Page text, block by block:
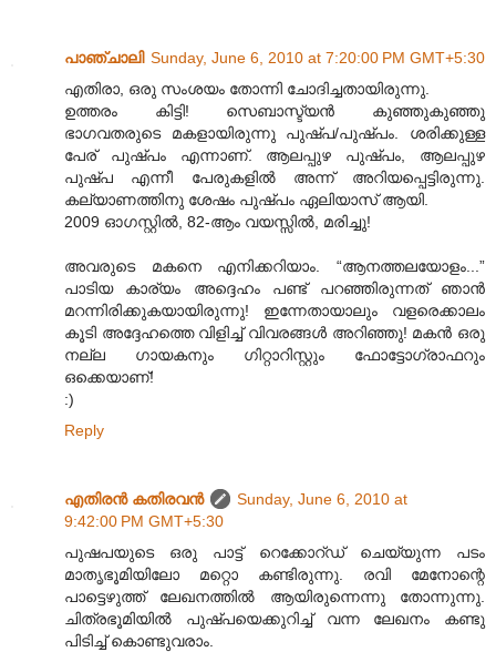
പാഞ്ചാലി Sunday, June 6, 2010 at 7:20:00 PM GMT+5:30
എതിരാ, ഒരു സംശയം തോന്നി ചോദിച്ചതായിരുന്നു.
ഉത്തരം കിട്ടി! സെബാസ്ട്യൻ കുഞ്ഞുകുഞ്ഞു
ഭാഗവതരുടെ മകളായിരുന്നു പുഷ്പ/പുഷ്പം. ശരിക്കുള്ള
പേര് പുഷ്പം എന്നാണ്. ആലപ്പുഴ പുഷ്പം, ആലപ്പുഴ
പുഷ്പ എന്നീ പേരുകളിൽ അന്ന് അറിയപ്പെട്ടിരുന്നു.
കല്യാണത്തിനു ശേഷം പുഷ്പം ഏലിയാസ് ആയി.
2009 ഓഗസ്റ്റിൽ, 82-ആം വയസ്സിൽ, മരിച്ചു!
അവരുടെ മകനെ എനിക്കറിയാം. “ആനത്തലയോളം...”
പാടിയ കാര്യം അദ്ദെഹം പണ്ട് പറഞ്ഞിരുന്നത് ഞാൻ
മറന്നിരിക്കുകയായിരുന്നു! ഇന്നേതായാലും വളരെക്കാലം
കൂടി അദ്ദേഹത്തെ വിളിച്ച് വിവരങ്ങൾ അറിഞ്ഞു! മകൻ ഒരു
നല്ല ഗായകനും ഗിറ്റാറിസ്റ്റും ഫോട്ടോഗ്രാഫറും
ഒക്കെയാണ്!
:)
Reply
എതിരന്‍ കതിരവന്‍
Sunday, June 6, 2010 at
9:42:00 PM GMT+5:30
പുഷപയുടെ ഒരു പാട്ട് റെക്കോറ്ഡ് ചെയ്യുന്ന പടം
മാതൃഭൂമിയിലോ മറ്റൊ കണ്ടിരുന്നു. രവി മേനോന്റെ
പാട്ടെഴുത്ത് ലേഖനത്തിൽ ആയിരുന്നെന്നു തോന്നുന്നു.
ചിത്രഭൂമിയിൽ പുഷ്പയെക്കുറിച്ച് വന്ന ലേഖനം കണ്ടു
പിടിച്ച് കൊണ്ടുവരാം.